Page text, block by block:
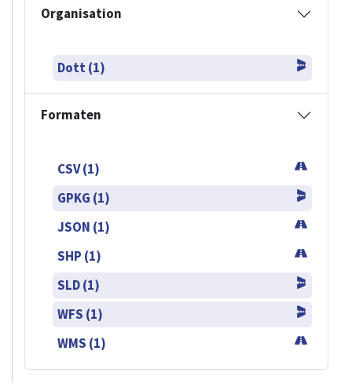
Organisation
Dott (1)
Formaten
CSV (1)
GPKG (1)
JSON (1)
SHP (1)
SLD (1)
WFS (1)
WMS (1)